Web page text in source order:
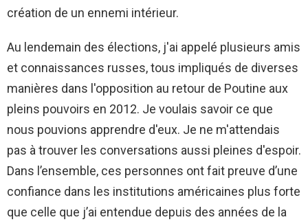
création de un ennemi intérieur.
Au lendemain des élections, j'ai appelé plusieurs amis
et connaissances russes, tous impliqués de diverses
manières dans l'opposition au retour de Poutine aux
pleins pouvoirs en 2012. Je voulais savoir ce que
nous pouvions apprendre d'eux. Je ne m'attendais
pas à trouver les conversations aussi pleines d'espoir.
Dans l’ensemble, ces personnes ont fait preuve d’une
confiance dans les institutions américaines plus forte
que celle que j’ai entendue depuis des années de la